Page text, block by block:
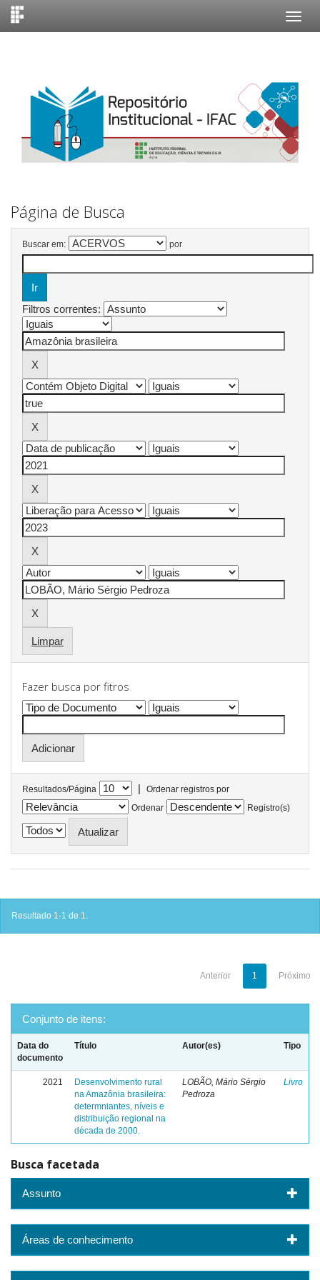
Página de Busca
Buscar em: por
Filtros correntes:
Limpar
Fazer busca por fitros
Resultados/Página |
Ordenar registros por
Ordenar
Registro(s)
Resultado 1-1 de 1.
Anterior 1 Próximo
Conjunto de itens:
Data do
documento
Título Autor(es) Tipo
2021
Desenvolvimento rural
na Amazônia brasileira:
determniantes, níveis e
distribuição regional na
década de 2000.
LOBÃO, Mário Sérgio
Pedroza
Livro
Busca facetada
Assunto
Áreas de conhecimento